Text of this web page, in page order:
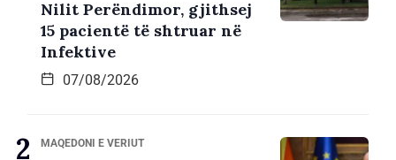
Nilit Perëndimor, gjithsej
15 pacientë të shtruar në
Infektive
07/08/2026
MAQEDONI E VERIUT